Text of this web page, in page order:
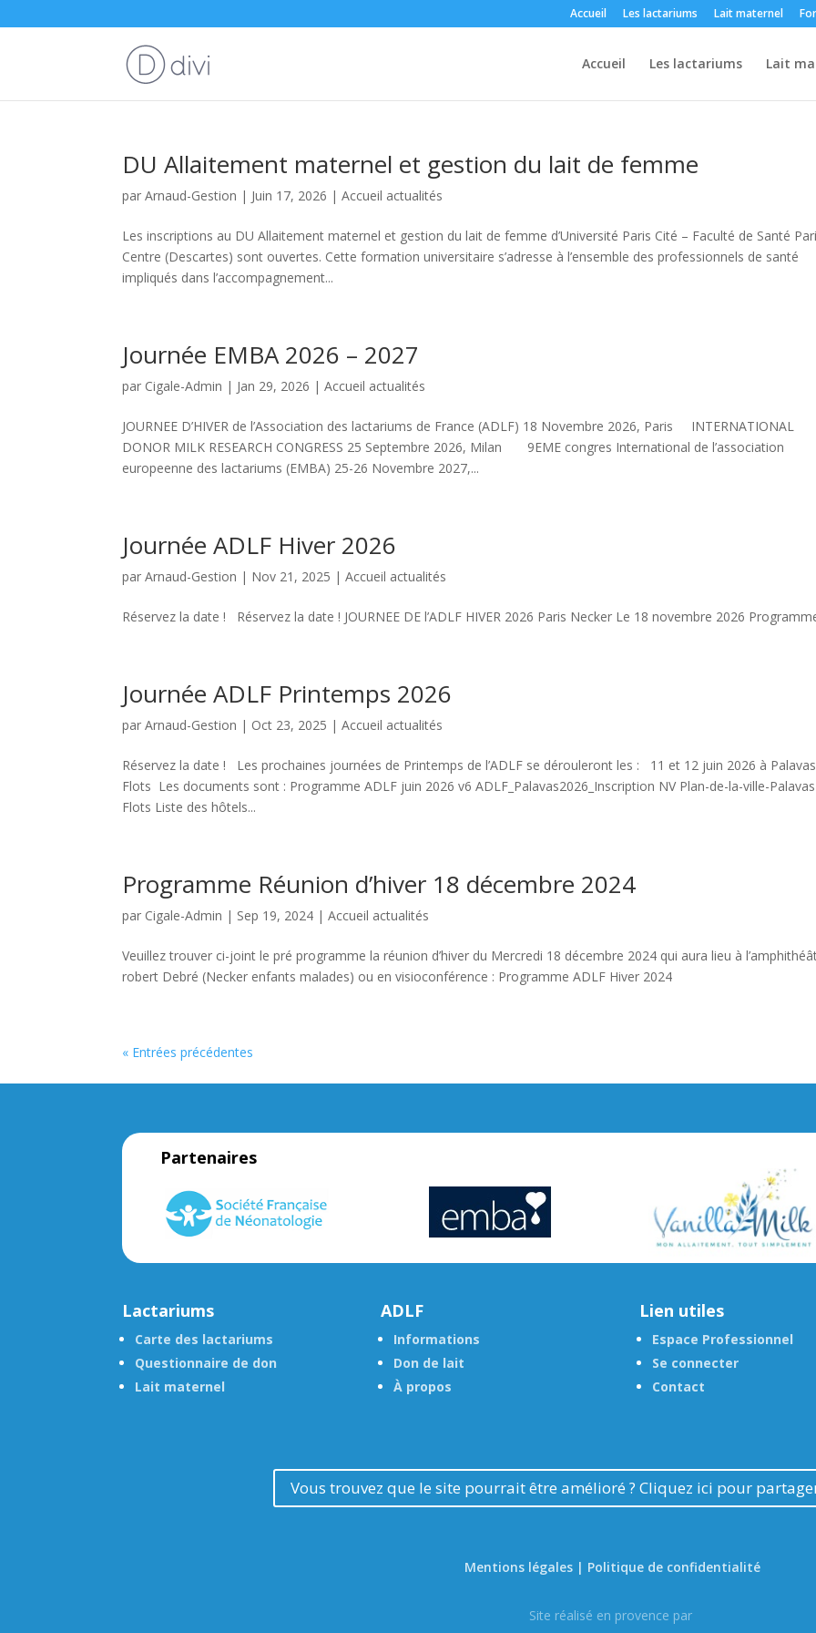
Accueil Les lactariums Lait maternel
Accueil Les lactariums Lait
DU Allaitement maternel et gestion du lait de femme
parArnaud-Gestion | Juin 17, 2026 |Accueil actualités
Les inscriptions au DU Allaitement maternel et gestion du lait de femme d’Université Paris Cité – Faculté de Santé
Centre (Descartes) sont ouvertes. Cette formation universitaire s’adresse à l’ensemble des professionnels de santé
impliqués dans l’accompagnement...
Journée EMBA 2026 – 2027
par Cigale-Admin | Jan 29, 2026 |Accueil actualités
JOURNEE D’HIVER de l’Association des lactariums de France (ADLF) 18 Novembre 2026, Paris INTERNATIONAL
DONOR MILK RESEARCH CONGRESS 25 Septembre 2026, Milan 9EME congres International de l’association
europeenne des lactariums (EMBA) 25-26 Novembre 2027,...
Journée ADLF Hiver 2026
parArnaud-Gestion | Nov 21, 2025 |Accueil actualités
Réservez la date ! Réservez la date ! JOURNEE DE l’ADLF HIVER 2026 Paris Necker Le 18 novembre 2026
Journée ADLF Printemps 2026
parArnaud-Gestion | Oct 23, 2025 |Accueil actualités
Réservez la date ! Les prochaines journées de Printemps de l’ADLF se dérouleront les : 11 et 12 juin 2026 à
Flots Les documents sont : Programme ADLF juin 2026 v6 ADLF_Palavas2026_Inscription NV Plan-de-la-ville-
Flots Liste des hôtels...
Programme Réunion d’hiver 18 décembre 2024
par Cigale-Admin | Sep 19, 2024 |Accueil actualités
Veuillez trouver ci-joint le pré programme la réunion d’hiver du Mercredi 18 décembre 2024 qui aura lieu à
robert Debré (Necker enfants malades) ou en visioconférence : Programme ADLF Hiver 2024
« Entrées précédentes
Partenaires
Lactariums
Carte des lactariums
Questionnaire de don
Lait maternel
ADLF
Informations
Don de lait
À propos
Lien utiles
Espace Professionnel
Se connecter
Contact
Vous trouvez que le site pourrait être amélioré ? Cliquez ici pour
Mentions légales | Politique de confidentialité
Site réalisé en provence par